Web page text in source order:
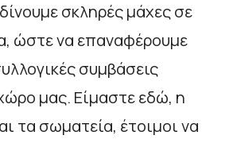
σκληρές μάχες σε
ώστε να επαναφέρουμε
συμβάσεις
μας. Είμαστε εδώ, η
τα σωματεία, έτοιμοι να